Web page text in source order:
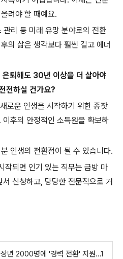
려야 할 때예요.
리 등 미래 유망 분야로의 전환
의 삶은 생각보다 훨씬 길고 에너
퇴해도 30년 이상을 더 살아야
전하실 건가요?
로운 인생을 시작하기 위한 종잣
후의 안정적인 소득원을 확보하
인생의 전환점이 될 수 있습니다.
작되면 인기 있는 직무는 금방 마
신청하고, 당당한 전문직으로 거
년 2000명에 '경력 전환' 지원…1